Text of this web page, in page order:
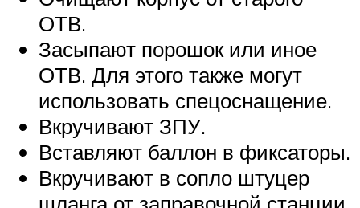
ОТВ.
Засыпают порошок или иное
ОТВ. Для этого также могут
использовать спецоснащение.
Вкручивают ЗПУ.
Вставляют баллон в фиксаторы.
Вкручивают в сопло штуцер